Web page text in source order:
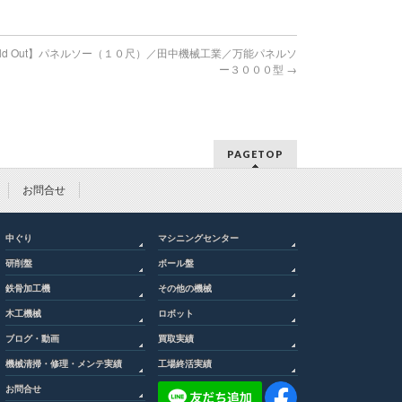
】パネルソー（１０尺）／田中機械工業／万能パネルソ
ー３０００型 →
PAGETOP
お問合せ
中ぐり マシニングセンター
研削盤 ボール盤
鉄骨加工機 その他の機械
木工機械 ロボット
ブログ・動画 買取実績
機械清掃・修理・メンテ実績 工場終活実績
お問合せ